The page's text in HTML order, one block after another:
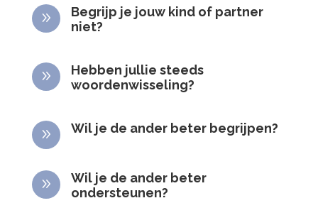
9
Begrijp je jouw kind of partner
niet?
9
Hebben jullie steeds
woordenwisseling?
9 Wil je de ander beter begrijpen?
9
Wil je de ander beter
ondersteunen?